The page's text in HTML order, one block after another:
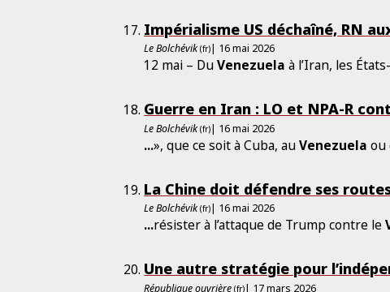
Impérialisme US déchaîné, RN
Le Bolchévik (fr)| 16 mai 2026
12 mai – DuVenezuela à l’Iran, les
Guerre en Iran : LO et NPA-R
Le Bolchévik (fr)| 16 mai 2026
...», que ce soit à Cuba, auVenezuela ou
La Chine doit défendre ses
Le Bolchévik (fr)| 16 mai 2026
...résister à l’attaque de Trump contre le
Une autre stratégie pour
République ouvrière (fr)| 17 mars 2026